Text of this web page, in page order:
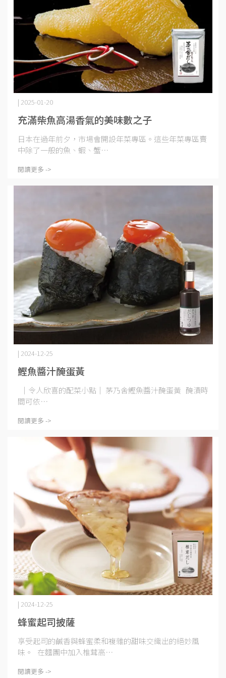
充滿柴魚高湯香氣的美味數之子
| 2025-01-20
日本在過年前夕，市場會開設年菜專區。這些年菜專區賣
中除了一般的魚、蝦、蟹⋯
閱讀更多 ->
鰹魚醬汁醃蛋黃
| 2024-12-25
｜令人欣喜的配菜小點｜ 茅乃舍鰹魚醬汁醃蛋黃 醃漬時
間可依⋯
閱讀更多 ->
蜂蜜起司披薩
| 2024-12-25
享受起司的鹹香與蜂蜜柔和複雜的甜味交織出的絕妙風
味。 在麵團中加入椎茸高⋯
閱讀更多 ->